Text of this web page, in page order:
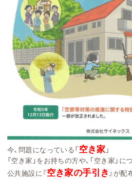
今、問題になっている「空き家 」
「空き家」をお持ちの方や、「空き家」
公共施設に『空き家の手引き』が配